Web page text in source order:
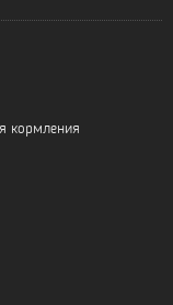
кормления